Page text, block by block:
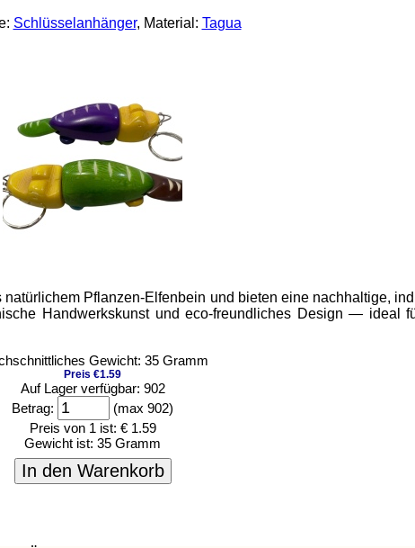
Schlüsselanhänger, Material: Tagua
Pflanzen-Elfenbein und bieten eine nachhaltige,
Handwerkskunst und eco-freundliches Design — ideal
Gewicht: 35 Gramm
Preis €1.59
Auf Lager verfügbar: 902
Betrag:
(max 902)
Preis von 1 ist: € 1.59
Gewicht ist: 35 Gramm
In den Warenkorb